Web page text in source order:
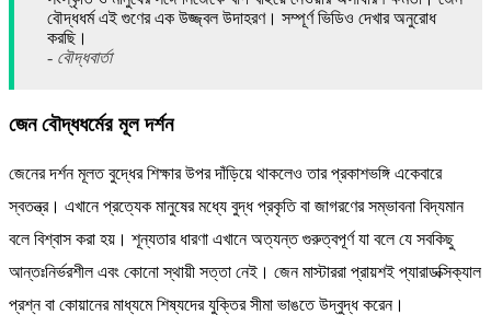
বৌদ্ধধর্ম এই গুণের এক উজ্জ্বল উদাহরণ। সম্পূর্ণ ভিডিও দেখার অনুরোধ
করছি।
- বৌদ্ধবার্তা
জেন বৌদ্ধধর্মের মূল দর্শন
জেনের দর্শন মূলত বুদ্ধের শিক্ষার উপর দাঁড়িয়ে থাকলেও তার প্রকাশভঙ্গি একেবারে
স্বতন্ত্র। এখানে প্রত্যেক মানুষের মধ্যে বুদ্ধ প্রকৃতি বা জাগরণের সম্ভাবনা বিদ্যমান
বলে বিশ্বাস করা হয়। শূন্যতার ধারণা এখানে অত্যন্ত গুরুত্বপূর্ণ যা বলে যে সবকিছু
আন্তঃনির্ভরশীল এবং কোনো স্থায়ী সত্তা নেই। জেন মাস্টাররা প্রায়শই প্যারাডক্সিক্যাল
প্রশ্ন বা কোয়ানের মাধ্যমে শিষ্যদের যুক্তির সীমা ভাঙতে উদ্বুদ্ধ করেন।